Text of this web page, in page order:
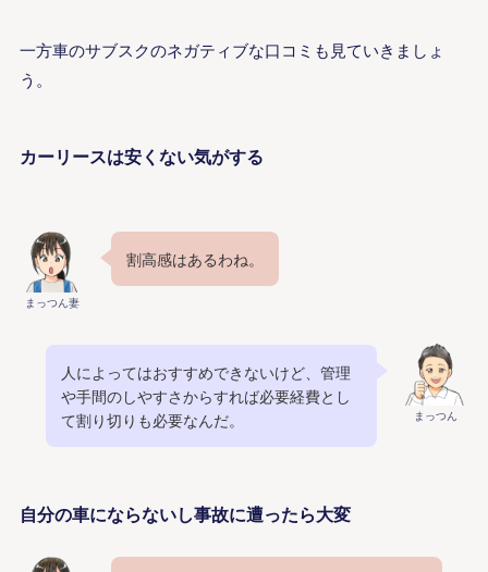
一方車のサブスクのネガティブな口コミも見ていきましょ
う。
カーリースは安くない気がする
まっつん妻
割高感はあるわね。
まっつん
人によってはおすすめできないけど、管理
や手間のしやすさからすれば必要経費とし
て割り切りも必要なんだ。
自分の車にならないし事故に遭ったら大変